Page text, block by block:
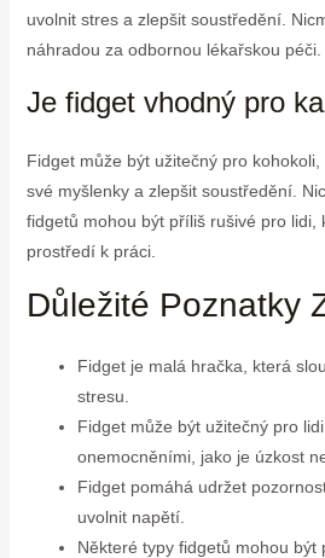
uvolnit stres a zlepšit soustředění.
náhradou za odbornou lékařskou péči.
Je fidget vhodný pro
Fidget může být užitečný pro
své myšlenky a zlepšit soustředění.
fidgetů mohou být příliš rušivé pro lidi,
prostředí k práci.
Důležité Poznatky
Fidget je malá hračka, která
stresu.
Fidget může být užitečný pro
onemocněními, jako je úzkost
Fidget pomáhá udržet
uvolnit napětí.
Některé typy fidgetů mohou